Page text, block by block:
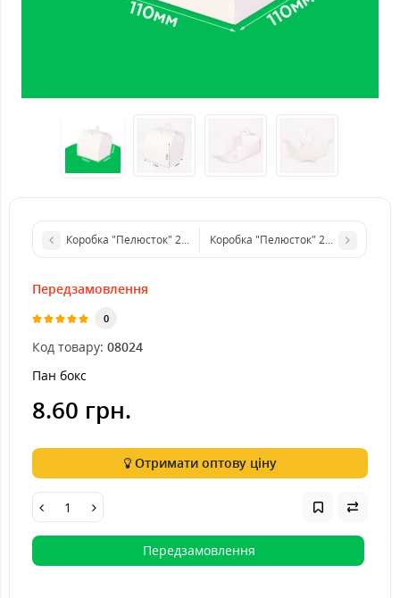
Коробка "Пелюсток" 210*110*120 мм для еклерів БІЛА
Коробка "Пелюсток" 210*110*120
Передзамовлення
0
Код товару: 08024
Пан бокс
8.60 грн.
Отримати оптову ціну
Передзамовлення